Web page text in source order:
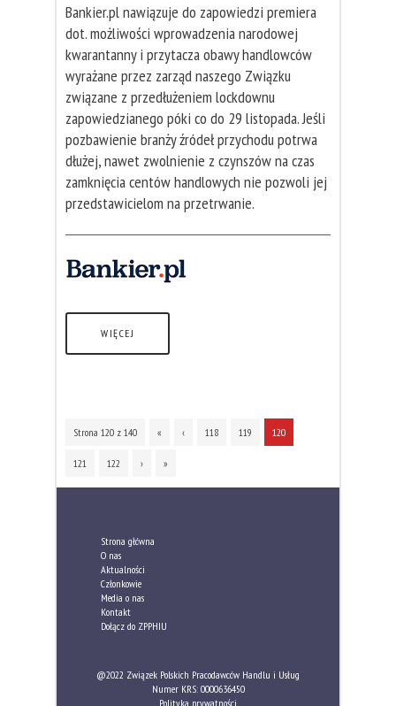
Bankier.pl nawiązuje do zapowiedzi premiera
dot. możliwości wprowadzenia narodowej
kwarantanny i przytacza obawy handlowców
wyrażane przez zarząd naszego Związku
związane z przedłużeniem lockdownu
zapowiedzianego póki co do 29 listopada. Jeśli
pozbawienie branży źródeł przychodu potrwa
dłużej, nawet zwolnienie z czynszów na czas
zamknięcia centów handlowych nie pozwoli jej
przedstawicielom na przetrwanie.
WIĘCEJ
Strona 120 z 140 « ‹ 118 119 120
121 122 › »
Strona główna
O nas
Aktualności
Członkowie
Media o nas
Kontakt
Dołącz do ZPPHIU
@2022 Związek Polskich Pracodawców Handlu i Usług
Numer KRS: 0000636450
Polityka prywatności